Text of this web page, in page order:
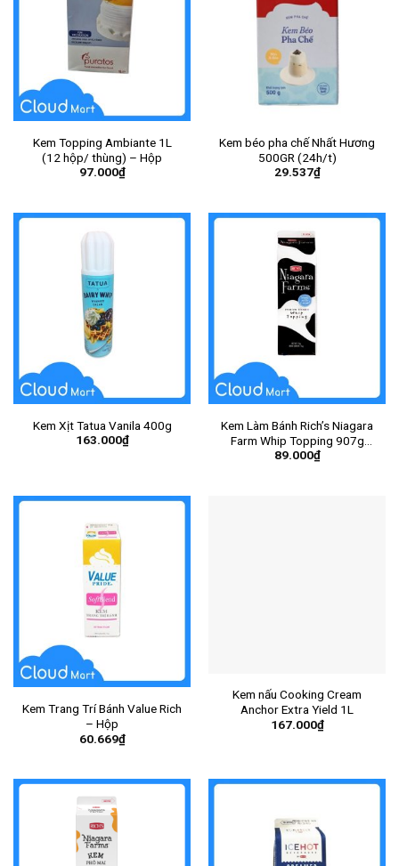
Kem Topping Ambiante 1L
(12 hộp/ thùng) – Hộp
97.000₫
Kem béo pha chế Nhất Hương
500GR (24h/t)
29.537₫
Kem Xịt Tatua Vanila 400g
163.000₫
Kem Làm Bánh Rich’s Niagara
Farm Whip Topping 907g
(MÀU ĐEN)
89.000₫
Kem Trang Trí Bánh Value Rich
– Hộp
60.669₫
Kem nấu Cooking Cream
Anchor Extra Yield 1L
167.000₫